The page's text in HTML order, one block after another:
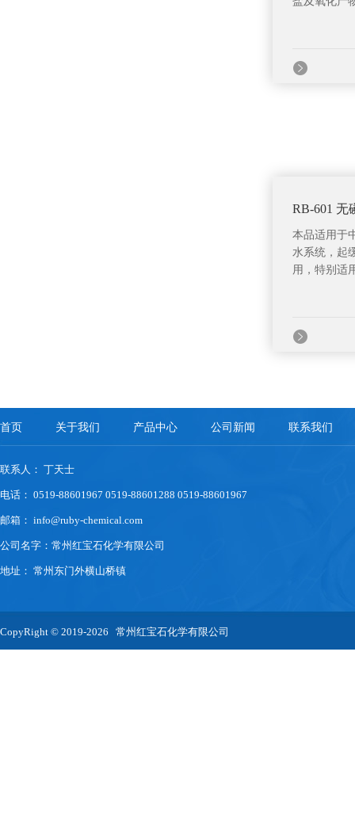
RB-601 无
本品适用于
水系统，起
用，特别适
首页 关于我们 产品中心 公司新闻 联系我们
联系人： 丁天士
电话： 0519-88601967 0519-88601288 0519-88601967
邮箱： info@ruby-chemical.com
公司名字：常州红宝石化学有限公司
地址： 常州东门外横山桥镇
CopyRight © 2019-2026 常州红宝石化学有限公司